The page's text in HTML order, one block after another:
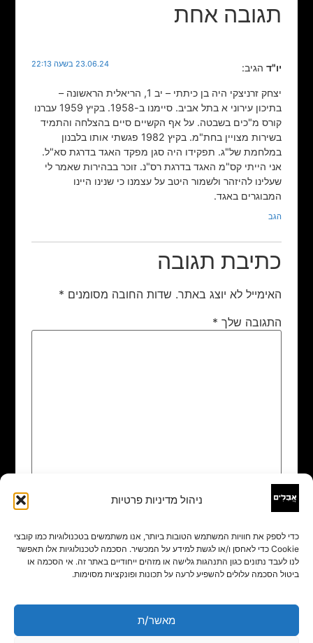
ניהול מדיניות פרטיות
כדי לספק את חוויות המשתמש הטובות ביותר, אנו משתמשים בטכנולוגיות כמו קובצי
Cookie כדי לאחסן ו/או לגשת למידע על המכשיר. הסכמה לטכנולוגיות אלו תאפשר
לנו לעבד נתונים כגון התנהגות גלישה או מזהים ייחודיים באתר זה. אי הסכמה או
ביטול הסכמה עלולים להשפיע לרעה על תכונות ופונקציות מסוימות.
מאשר/ת
תגובה אחת
יו"ד הגיב: 23.06.24 בשעה 22:13
יצחק זרניצקי היה בן כיתתי – יב 1, הריאלית הראשונה –
בתיכון עירוני א בתל אביב. סיימנו ב-1958. בקיץ 1959 עברנו
קורס מ"כים בשבטה. על אף הקשיים סיים בהצלחה והתמיד
בשירות מצויין בחת"מ. בקיץ 1982 פגשתי אותו בלבנון
במלחמת של"ג. תפקידו היה סגן מפקד האגד בדרגת סא"ל.
אני הייתי קס"מ האגד בדרגת רס"נ. זוכר בבהירות שאמר לי
שעלינו להיזהר ולשמור היטב על עצמנו כי שנינו היינו
המבוגרים באגד.
הגב
כתיבת תגובה
האימייל לא יוצג באתר. שדות החובה מסומנים *
התגובה שלך *
שם
אימייל*